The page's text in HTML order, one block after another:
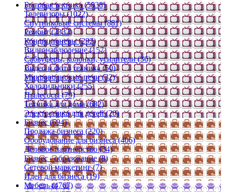
Бытовая техника (5838)
Телевизоры (1022)
Спутниковые системы (881)
Ремонт (2332)
Кондиционеры (292)
Видеонаблюдение (157)
Сабвуферы, колонки, усилители (36)
Видео и фото техника (50)
Микроволновые печи (32)
Холодильники (255)
Пылесосы (79)
Техника для дома (682)
Электроника для детей (20)
Бизнес (694)
Продажа бизнеса (220)
Оборудование для бизнеса (406)
Деловое партнерство (34)
Бизнес - образование (8)
Сетевой маркетинг (7)
Идеи для бизнеса (19)
Мебель (4767)